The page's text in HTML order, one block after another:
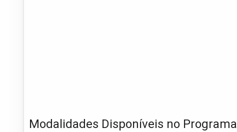
Modalidades Disponíveis no Programa